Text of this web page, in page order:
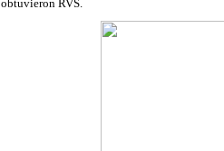
obtuvieron RVS.